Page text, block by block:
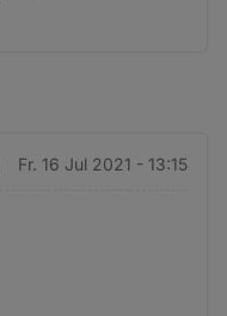
Fr. 16 Jul 2021 - 13:15